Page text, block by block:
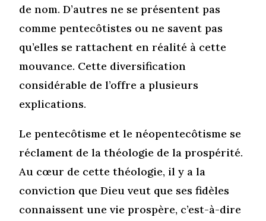
de nom. D’autres ne se présentent pas
comme pentecôtistes ou ne savent pas
qu’elles se rattachent en réalité à cette
mouvance. Cette diversification
considérable de l’offre a plusieurs
explications.
Le pentecôtisme et le néopentecôtisme se
réclament de la théologie de la prospérité.
Au cœur de cette théologie, il y a la
conviction que Dieu veut que ses fidèles
connaissent une vie prospère, c’est-à-dire